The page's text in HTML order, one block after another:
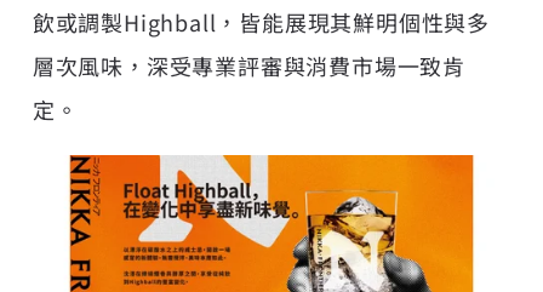
飲或調製Highball，皆能展現其鮮明個性與多
層次風味，深受專業評審與消費市場一致肯
定。